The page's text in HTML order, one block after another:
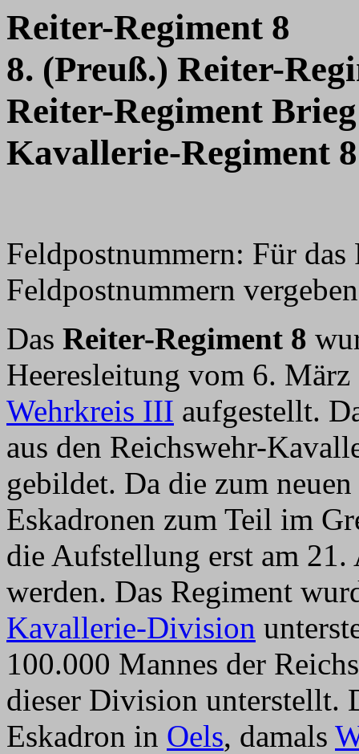
Reiter-Regiment 8
8. (Preuß.) Reiter-
Reiter-Regiment Brieg
Kavallerie-Regiment 8
Feldpostnummern: Für
Feldpostnummern
Das Reiter-Regiment 8
Heeresleitung vom 6.
Wehrkreis III aufgestellt.
aus den Reichswehr-
gebildet. Da die zum
Eskadronen zum Teil im
die Aufstellung erst am
werden. Das Regiment
Kavallerie-Division
100.000 Mannes der
dieser Division unterstellt.
Eskadron in Oels, damals